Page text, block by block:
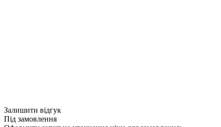
Залишити відгук
Під замовлення